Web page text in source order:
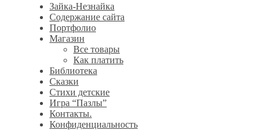
Зайка-Незнайка
Содержание сайта
Портфолио
Магазин
Все товары
Как платить
Библиотека
Сказки
Стихи детские
Игра “Пазлы”
Контакты.
Конфиденциальность